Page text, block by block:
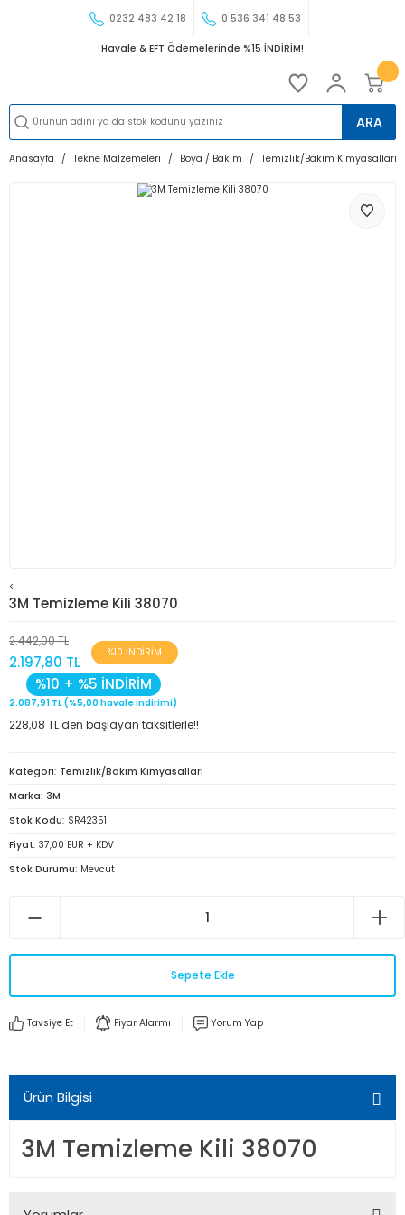
0232 483 42 18 0 536 341 48 53
Havale & EFT Ödemelerinde %15 İNDİRİM!
ARA
Anasayfa Tekne Malzemeleri Boya / Bakım Temizlik/Bakım Kimyasalları
<
3M Temizleme Kili 38070
2.442,00 TL
2.197,80 TL
%10 İNDİRİM
%10 + %5 İNDİRİM
2.087,91 TL (%5,00 havale indirimi)
228,08 TL den başlayan taksitlerle!!
Kategori Temizlik/Bakım Kimyasalları
Marka 3M
Stok Kodu SR42351
Fiyat 37,00 EUR + KDV
Stok Durumu Mevcut
Sepete Ekle
Tavsiye Et Fiyar Alarmı Yorum Yap
Ürün Bilgisi
3M Temizleme Kili 38070